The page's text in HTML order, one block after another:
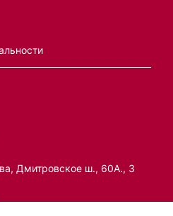
Дмитровское ш., 60А., 3